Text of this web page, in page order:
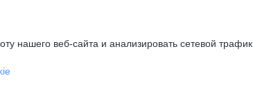
нашего веб-сайта и анализировать сетевой трафик.